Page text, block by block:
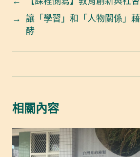
→
讓「學習」和「人物關係」
酵
相關內容